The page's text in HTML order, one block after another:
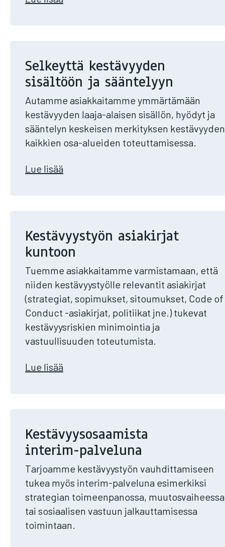
Selkeyttä kestävyyden
sisältöön ja sääntelyyn
Autamme asiakkaitamme ymmärtämään
kestävyyden laaja-alaisen sisällön, hyödyt ja
sääntelyn keskeisen merkityksen kestävyyden
kaikkien osa-alueiden toteuttamisessa.
Lue lisää​
Kestävyystyön asiakirjat
kuntoon
Tuemme asiakkaitamme varmistamaan, että
niiden kestävyystyölle relevantit asiakirjat
(strategiat, sopimukset, sitoumukset, Code of
Conduct -asiakirjat, politiikat jne.) tukevat
kestävyysriskien minimointia ja
vastuullisuuden toteutumista.
Lue lisää​
Kestävyysosaamista
interim-palveluna
Tarjoamme kestävyystyön vauhdittamiseen
tukea myös interim-palveluna esimerkiksi
strategian toimeenpanossa, muutosvaiheessa
tai sosiaalisen vastuun jalkauttamisessa
toimintaan.